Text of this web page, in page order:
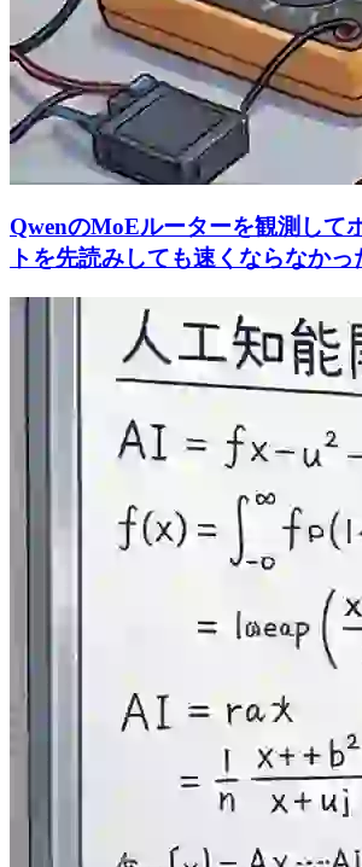
QwenのMoEルーターを観測して
トを先読みしても速くならなかっ